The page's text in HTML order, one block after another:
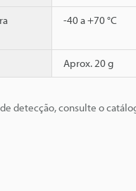
-40 a +70 °C
Aprox. 20 g
detecção, consulte o